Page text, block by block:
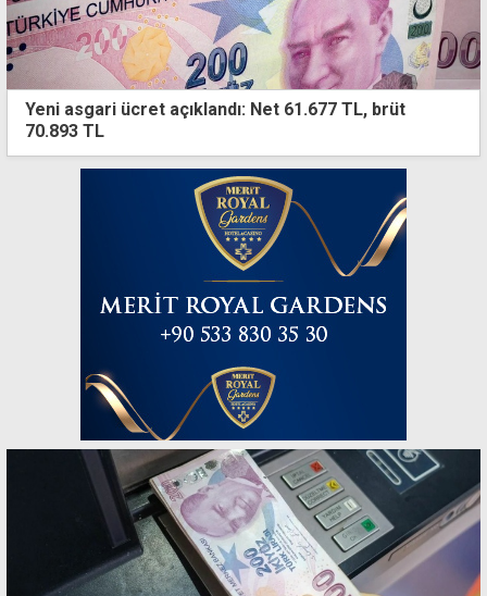
Yeni asgari ücret açıklandı: Net 61.677 TL, brüt
70.893 TL